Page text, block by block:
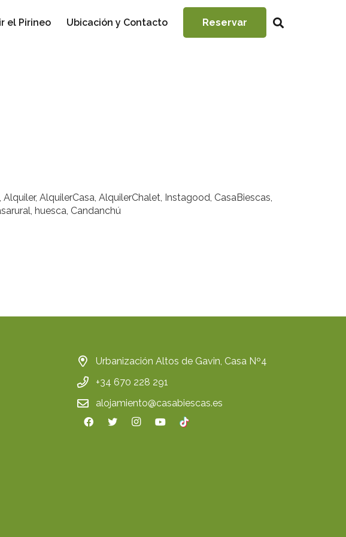
el Pirineo Ubicación y Contacto Reservar
AlquilerCasa, AlquilerChalet, Instagood, CasaBiescas,
huesca, Candanchú
Urbanización Altos de Gavin, Casa Nº4
+34 670 228 291
alojamiento@casabiescas.es